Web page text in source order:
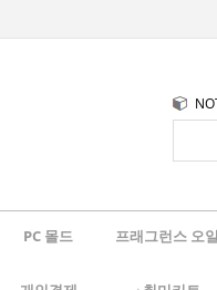
PC 몰드 프래그런스 오일